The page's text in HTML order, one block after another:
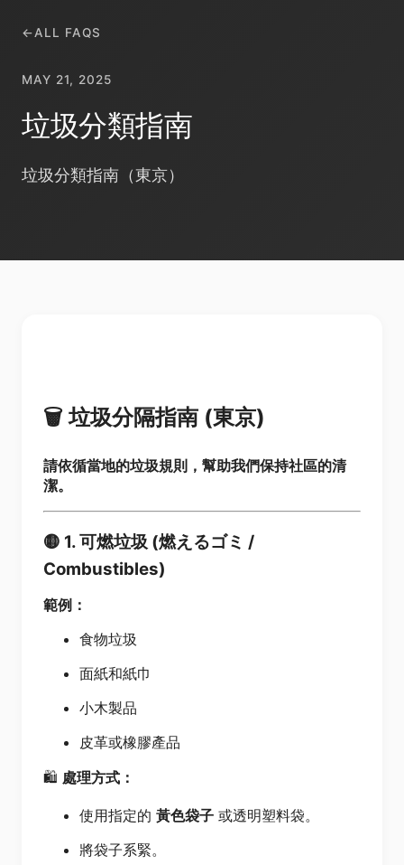
←ALL FAQS
MAY 21, 2025
垃圾分類指南
垃圾分類指南（東京）
🗑️垃圾分隔指南 (東京)
請依循當地的垃圾規則，幫助我們保持社區的清
潔。
🟡 1. 可燃垃圾 (燃えるゴミ /
Combustibles)
範例：
食物垃圾
面紙和紙巾
小木製品
皮革或橡膠產品
🛍️ 處理方式：
使用指定的 黃色袋子 或透明塑料袋。
將袋子系緊。